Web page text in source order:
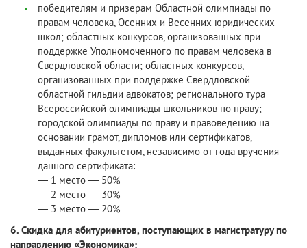
победителям и призерам Областной олимпиады по
правам человека, Осенних и Весенних юридических
школ; областных конкурсов, организованных при
поддержке Уполномоченного по правам человека в
Свердловской области; областных конкурсов,
организованных при поддержке Свердловской
областной гильдии адвокатов; регионального тура
Всероссийской олимпиады школьников по праву;
городской олимпиады по праву и правоведению на
основании грамот, дипломов или сертификатов,
выданных факультетом, независимо от года вручения
данного сертификата:
— 1 место — 50%
— 2 место — 30%
— 3 место — 20%
6. Скидка для абитуриентов, поступающих в магистратуру по
направлению «Экономика»: